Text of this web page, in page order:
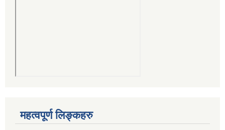
महत्वपूर्ण लिङ्कहरु